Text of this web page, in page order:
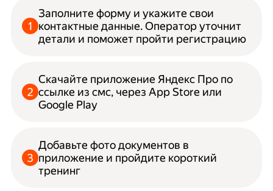
Заполните форму и укажите свои
контактные данные. Оператор уточнит
детали и поможет пройти регистрацию
Скачайте приложение Яндекс Про по
ссылке из смс, через App Store или
Google Play
Добавьте фото документов в
приложение и пройдите короткий
тренинг